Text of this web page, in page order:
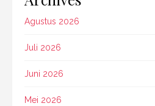
Agustus 2026
Juli 2026
Juni 2026
Mei 2026